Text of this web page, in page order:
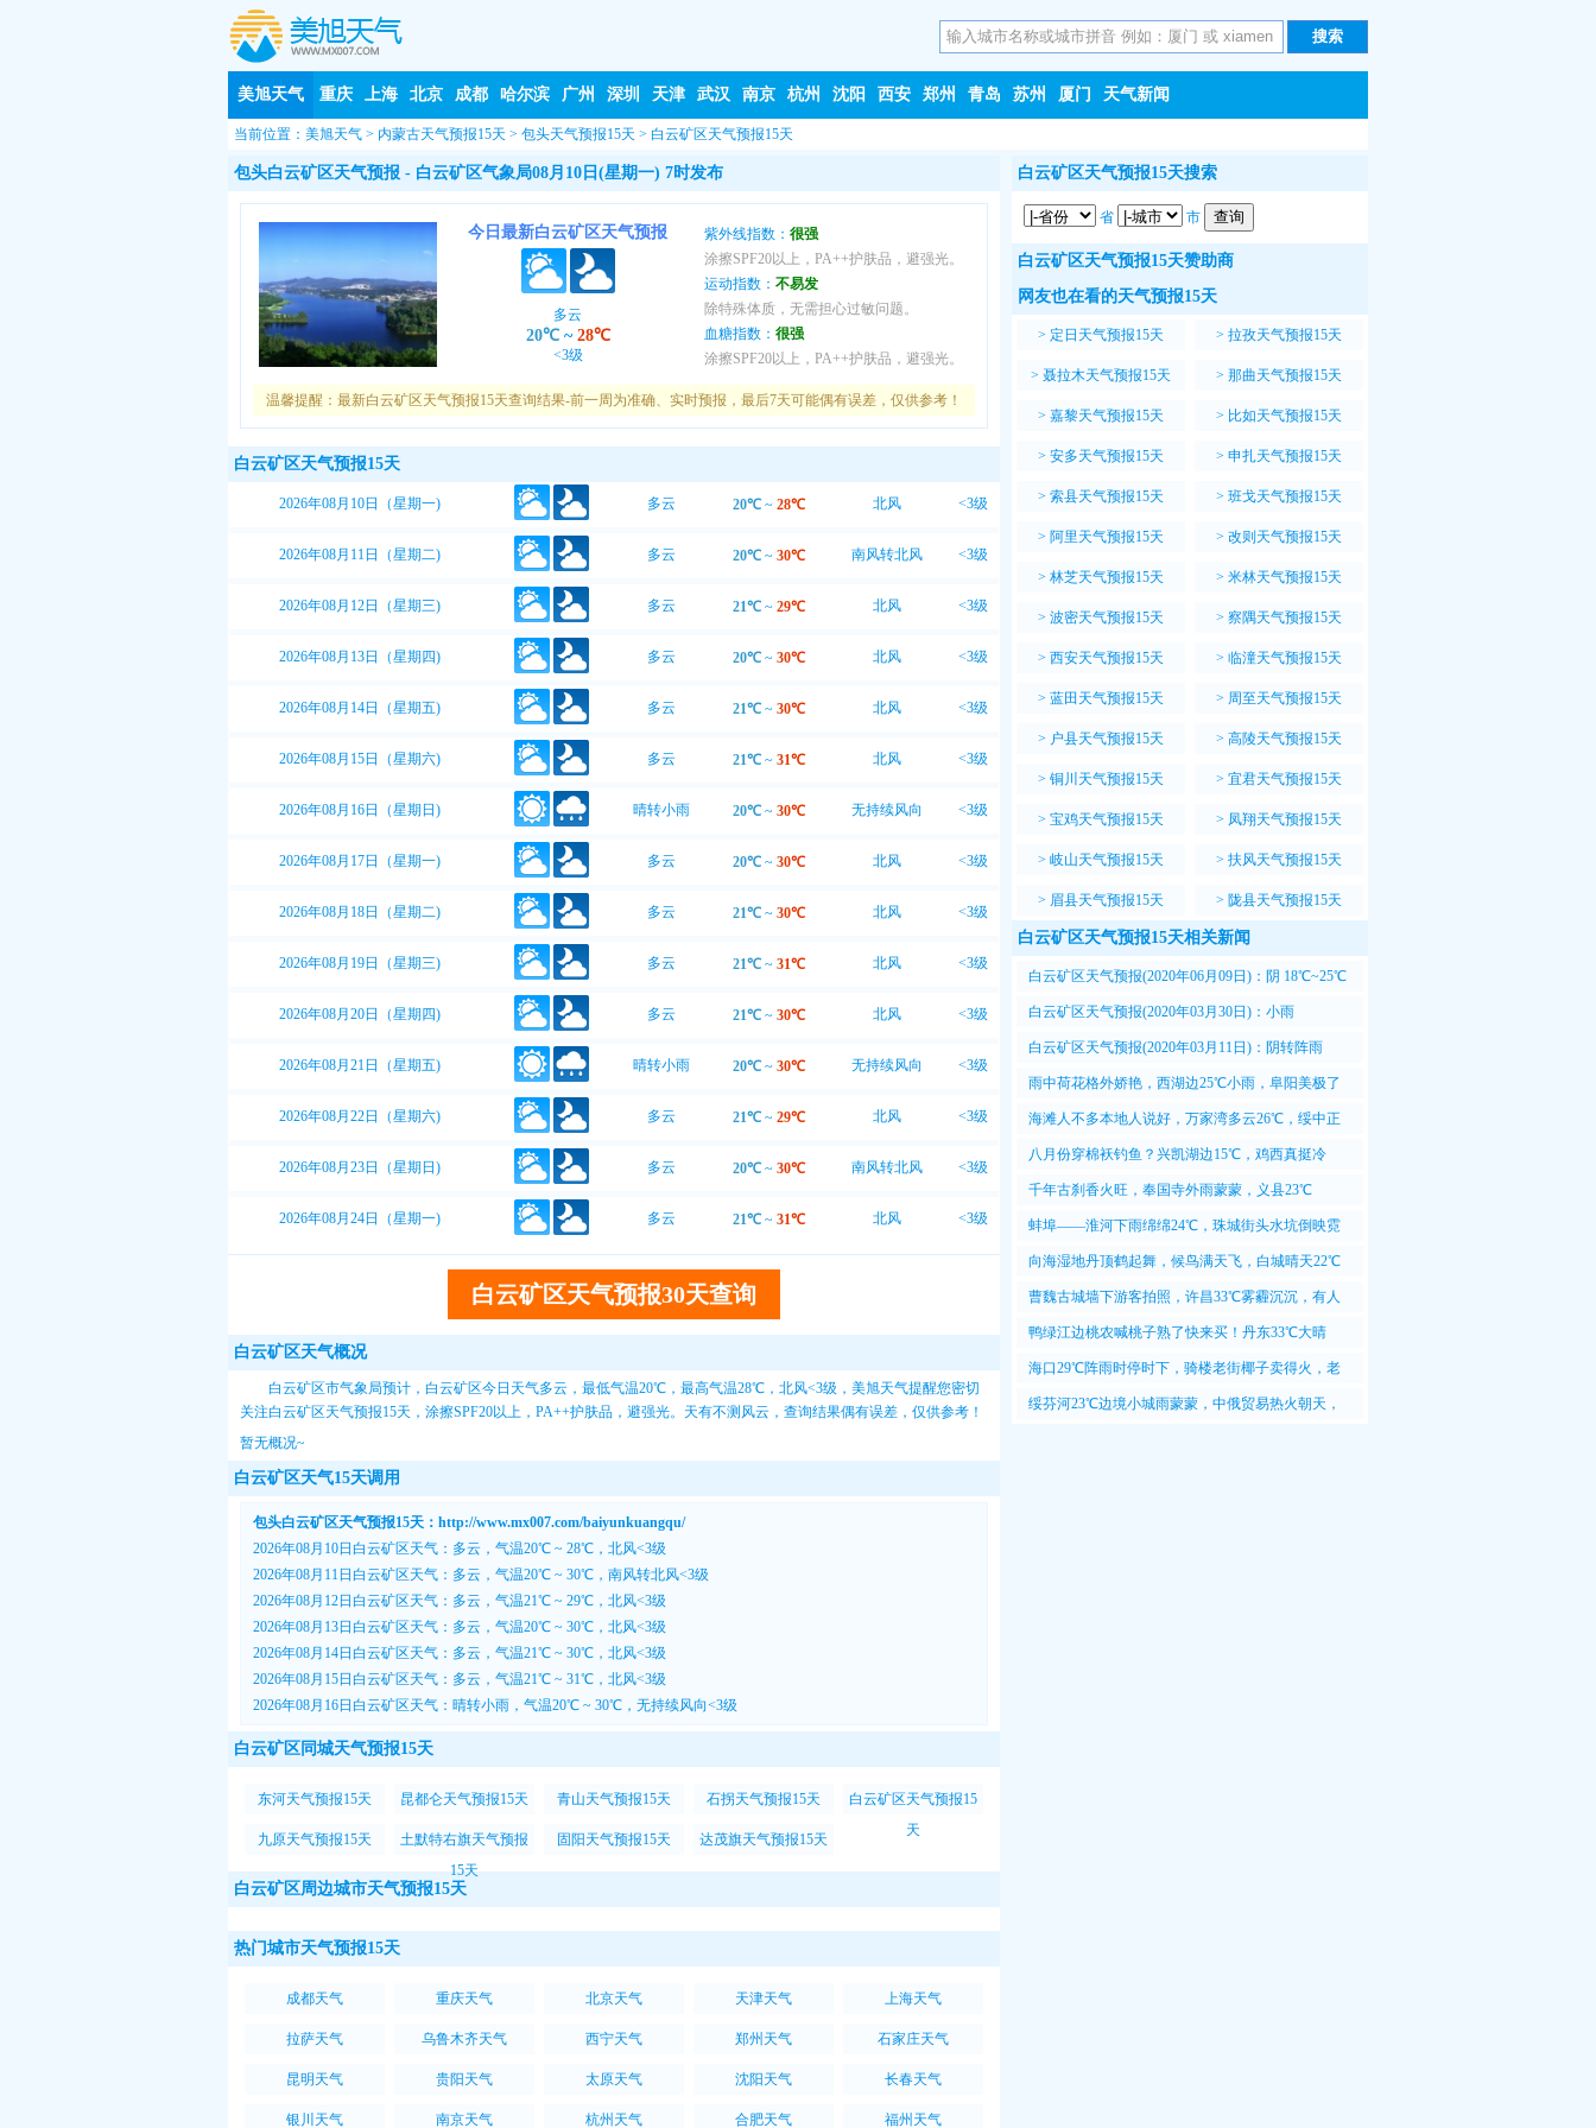
美旭天气 重庆 上海 北京 成都 哈尔滨 广州 深圳 天津 武汉 南京 杭州 沈阳 西安 郑州 青岛 苏州 厦门 天气新闻
当前位置： 美旭天气 > 内蒙古天气预报15天 > 包头天气预报15天 > 白云矿区天气预报15天
包头白云矿区天气预报 - 白云矿区气象局08月10日(星期一) 7时发布
今日最新白云矿区天气预报
多云
20℃~ 28℃
<3级
紫外线指数： 很强
涂擦SPF20以上，PA++护肤品，避强光。
运动指数： 不易发
除特殊体质，无需担心过敏问题。
血糖指数： 很强
涂擦SPF20以上，PA++护肤品，避强光。
温馨提醒：最新白云矿区天气预报15天查询结果-前一周为准确、实时预报，最后7天可能偶有误差，仅供参考！
白云矿区天气预报15天
2026年08月10日（星期一) 多云 20℃~ 28℃ 北风 <3级
2026年08月11日（星期二) 多云 20℃~ 30℃ 南风转北风 <3级
2026年08月12日（星期三) 多云 21℃~ 29℃ 北风 <3级
2026年08月13日（星期四) 多云 20℃~ 30℃ 北风 <3级
2026年08月14日（星期五) 多云 21℃~ 30℃ 北风 <3级
2026年08月15日（星期六) 多云 21℃~ 31℃ 北风 <3级
2026年08月16日（星期日) 晴转小雨 20℃~ 30℃ 无持续风向 <3级
2026年08月17日（星期一) 多云 20℃~ 30℃ 北风 <3级
2026年08月18日（星期二) 多云 21℃~ 30℃ 北风 <3级
2026年08月19日（星期三) 多云 21℃~ 31℃ 北风 <3级
2026年08月20日（星期四) 多云 21℃~ 30℃ 北风 <3级
2026年08月21日（星期五) 晴转小雨 20℃~ 30℃ 无持续风向 <3级
2026年08月22日（星期六) 多云 21℃~ 29℃ 北风 <3级
2026年08月23日（星期日) 多云 20℃~ 30℃ 南风转北风 <3级
2026年08月24日（星期一) 多云 21℃~ 31℃ 北风 <3级
白云矿区天气预报30天查询
白云矿区天气概况
白云矿区市气象局预计，白云矿区今日天气多云，最低气温20℃，最高气温28℃，北风<3级， 美旭天气提醒您密切
关注白云矿区天气预报15天 ，涂擦SPF20以上，PA++护肤品，避强光。天有不测风云，查询结果偶有误差，仅供参考！
暂无概况~
白云矿区天气15天调用
包头白云矿区天气预报15天：http://www.mx007.com/baiyunkuangqu/
2026年08月10日白云矿区天气：多云，气温20℃ ~ 28℃，北风<3级
2026年08月11日白云矿区天气：多云，气温20℃ ~ 30℃，南风转北风<3级
2026年08月12日白云矿区天气：多云，气温21℃ ~ 29℃，北风<3级
2026年08月13日白云矿区天气：多云，气温20℃ ~ 30℃，北风<3级
2026年08月14日白云矿区天气：多云，气温21℃ ~ 30℃，北风<3级
2026年08月15日白云矿区天气：多云，气温21℃ ~ 31℃，北风<3级
2026年08月16日白云矿区天气：晴转小雨，气温20℃ ~ 30℃，无持续风向<3级
白云矿区同城天气预报15天
东河天气预报15天 昆都仑天气预报15天 青山天气预报15天 石拐天气预报15天
白云矿区天气预报15
天
九原天气预报15天
土默特右旗天气预报
15天
固阳天气预报15天 达茂旗天气预报15天
白云矿区周边城市天气预报15天
热门城市天气预报15天
成都天气 重庆天气 北京天气 天津天气 上海天气
拉萨天气 乌鲁木齐天气 西宁天气 郑州天气 石家庄天气
昆明天气 贵阳天气 太原天气 沈阳天气 长春天气
银川天气 南京天气 杭州天气 合肥天气 福州天气
白云矿区天气预报15天搜索
省 市
白云矿区天气预报15天赞助商
网友也在看的天气预报15天
> 定日天气预报15天 > 拉孜天气预报15天
> 聂拉木天气预报15天 > 那曲天气预报15天
> 嘉黎天气预报15天 > 比如天气预报15天
> 安多天气预报15天 > 申扎天气预报15天
> 索县天气预报15天 > 班戈天气预报15天
> 阿里天气预报15天 > 改则天气预报15天
> 林芝天气预报15天 > 米林天气预报15天
> 波密天气预报15天 > 察隅天气预报15天
> 西安天气预报15天 > 临潼天气预报15天
> 蓝田天气预报15天 > 周至天气预报15天
> 户县天气预报15天 > 高陵天气预报15天
> 铜川天气预报15天 > 宜君天气预报15天
> 宝鸡天气预报15天 > 凤翔天气预报15天
> 岐山天气预报15天 > 扶风天气预报15天
> 眉县天气预报15天 > 陇县天气预报15天
白云矿区天气预报15天相关新闻
白云矿区天气预报(2020年06月09日)：阴 18℃~25℃
白云矿区天气预报(2020年03月30日)：小雨
4℃~14℃
白云矿区天气预报(2020年03月11日)：阴转阵雨
7℃~14℃
雨中荷花格外娇艳，西湖边25℃小雨，阜阳美极了
海滩人不多本地人说好，万家湾多云26℃，绥中正
好
八月份穿棉袄钓鱼？兴凯湖边15℃，鸡西真挺冷
千年古刹香火旺，奉国寺外雨蒙蒙，义县23℃
蚌埠——淮河下雨绵绵24℃，珠城街头水坑倒映霓
虹
向海湿地丹顶鹤起舞，候鸟满天飞，白城晴天22℃
曹魏古城墙下游客拍照，许昌33℃雾霾沉沉，有人
嘀咕这天拍照不清晰
鸭绿江边桃农喊桃子熟了快来买！丹东33℃大晴
天，游客边吃边拍照
海口29℃阵雨时停时下，骑楼老街椰子卖得火，老
板说今天能卖两百个
绥芬河23℃边境小城雨蒙蒙，中俄贸易热火朝天，